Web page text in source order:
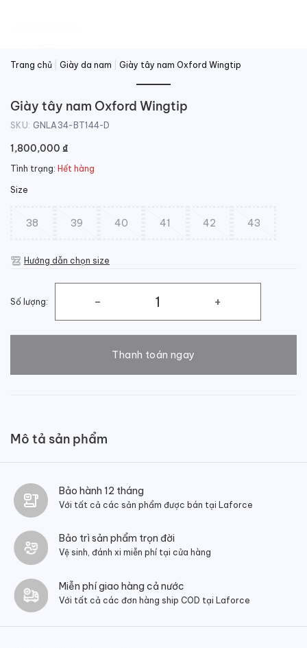
Trang chủ Giày da nam Giày tây nam Oxford Wingtip
Giày tây nam Oxford Wingtip
SKU: GNLA34-BT144-D
1,800,000 ₫
Tình trạng: Hết hàng
Size
38 39 40 41 42 43
Hướng dẫn chọn size
Số lượng:
Giày tây nam Oxford Wingtip số lượng
Thanh toán ngay
Mô tả sản phẩm
Bảo hành 12 tháng
Với tất cả các sản phẩm được bán tại Laforce
Bảo trì sản phẩm trọn đời
Vệ sinh, đánh xi miễn phí tại cửa hàng
Miễn phí giao hàng cả nước
Với tất cả các đơn hàng ship COD tại Laforce